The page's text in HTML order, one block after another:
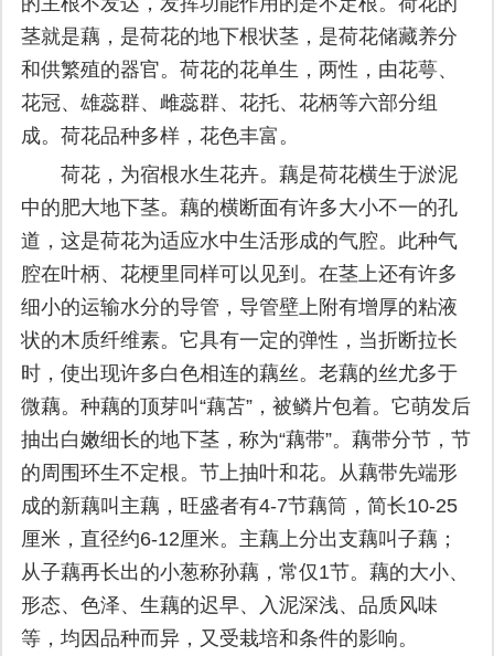
茎就是藕，是荷花的地下根状茎，是荷花储藏养分
和供繁殖的器官。荷花的花单生，两性，由花萼、
花冠、雄蕊群、雌蕊群、花托、花柄等六部分组
成。荷花品种多样，花色丰富。
荷花，为宿根水生花卉。藕是荷花横生于淤泥
中的肥大地下茎。藕的横断面有许多大小不一的孔
道，这是荷花为适应水中生活形成的气腔。此种气
腔在叶柄、花梗里同样可以见到。在茎上还有许多
细小的运输水分的导管，导管壁上附有增厚的粘液
状的木质纤维素。它具有一定的弹性，当折断拉长
时，使出现许多白色相连的藕丝。老藕的丝尤多于
微藕。种藕的顶芽叫“藕苫”，被鳞片包着。它萌发后
抽出白嫩细长的地下茎，称为“藕带”。藕带分节，节
的周围环生不定根。节上抽叶和花。从藕带先端形
成的新藕叫主藕，旺盛者有4-7节藕筒，简长10-25
厘米，直径约6-12厘米。主藕上分出支藕叫子藕；
从子藕再长出的小葱称孙藕，常仅1节。藕的大小、
形态、色泽、生藕的迟早、入泥深浅、品质风味
等，均因品种而异，又受栽培和条件的影响。